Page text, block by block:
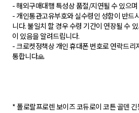
- 해외구매대행 특성상 품절/지연될 수 있으
- 개인통관고유부호와 실수령인 성함이 반드
니다. 불일치 할 경우 수령 기간이 연장될 수
이 있음을 알려드립니다.
- 크로켓정책상 개인 휴대폰 번호로 연락드리
통합니다🙏
* 폴로랄프로렌 보이즈 코듀로이 코튼 골덴